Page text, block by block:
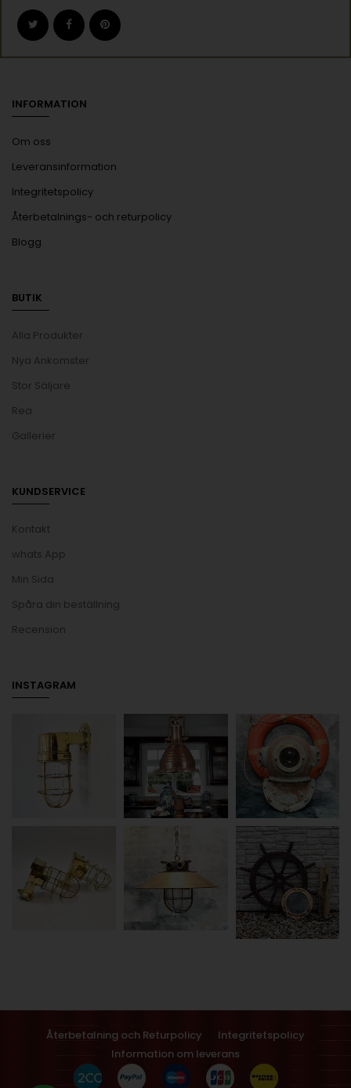
INFORMATION
Om oss
Leveransinformation
Integritetspolicy
Återbetalnings- och returpolicy
Blogg
BUTIK
Alla Produkter
Nya Ankomster
Stor Säljare
Rea
Gallerier
KUNDSERVICE
Kontakt
whats App
Min Sida
Spåra din beställning
Recension
INSTAGRAM
Återbetalning och Returpolicy
Integritetspolicy
Information om leverans